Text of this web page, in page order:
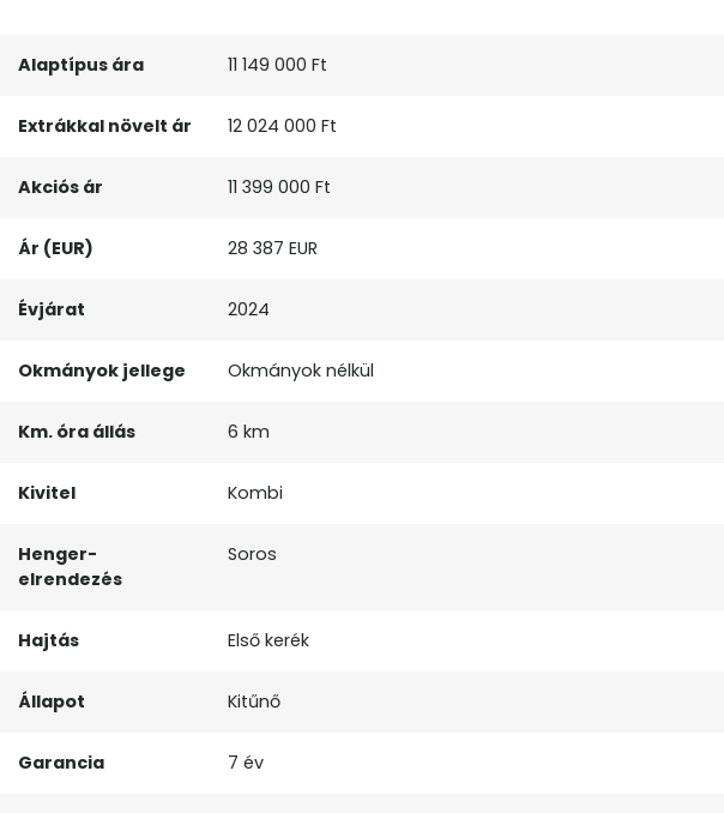
Alaptípus ára 11 149 000 Ft
Extrákkal növelt ár 12 024 000 Ft
Akciós ár 11 399 000 Ft
Ár (EUR) 28 387 EUR
Évjárat 2024
Okmányok jellege Okmányok nélkül
Km. óra állás 6 km
Kivitel Kombi
Henger-
elrendezés
Soros
Hajtás Első kerék
Állapot Kitűnő
Garancia 7 év